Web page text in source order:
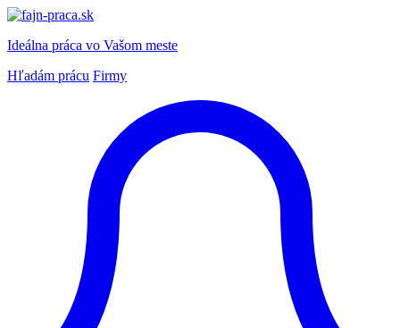
Ideálna práca vo Vašom meste
Hľadám prácu Firmy